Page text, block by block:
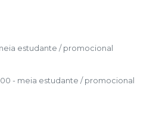
estudante / promocional
- meia estudante / promocional